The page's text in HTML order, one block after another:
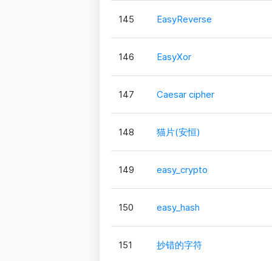
145 EasyReverse
146 EasyXor
147 Caesar cipher
148 猫片(安恒)
149 easy_crypto
150 easy_hash
151 抄错的字符